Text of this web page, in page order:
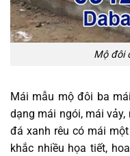
Mộ đôi
Mái mẫu mộ đôi ba
dạng mái ngói, mái
đá xanh rêu có mái
khắc nhiều họa tiết,